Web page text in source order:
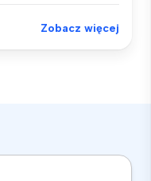
Zobacz więcej